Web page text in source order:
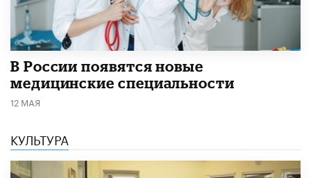
В России появятся новые
медицинские специальности
12 МАЯ
КУЛЬТУРА